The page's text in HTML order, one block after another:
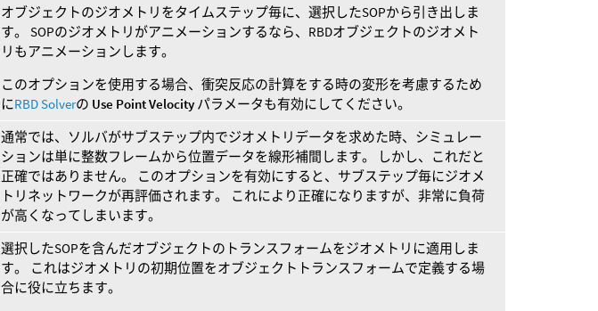
オブジェクトのジオメトリをタイムステップ毎に、選択したSOPから引き出しま
す。 SOPのジオメトリがアニメーションするなら、RBDオブジェクトのジオメト
リもアニメーションします。
このオプションを使用する場合、衝突反応の計算をする時の変形を考慮するため
にRBD Solverの Use Point Velocity パラメータも有効にしてください。
通常では、ソルバがサブステップ内でジオメトリデータを求めた時、シミュレー
ションは単に整数フレームから位置データを線形補間します。 しかし、これだと
正確ではありません。 このオプションを有効にすると、サブステップ毎にジオメ
トリネットワークが再評価されます。 これにより正確になりますが、非常に負荷
が高くなってしまいます。
選択したSOPを含んだオブジェクトのトランスフォームをジオメトリに適用しま
す。 これはジオメトリの初期位置をオブジェクトトランスフォームで定義する場
合に役に立ちます。